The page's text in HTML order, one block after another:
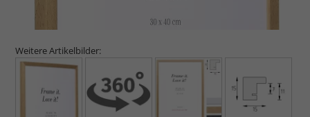
Weitere Artikelbilder: